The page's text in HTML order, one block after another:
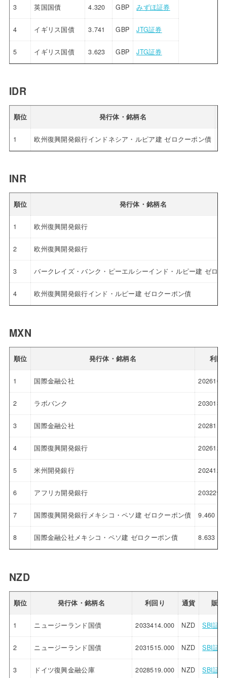
3 英国国債 4.320 GBP みずほ証券
4 イギリス国債 3.741 GBP JTG証券
5 イギリス国債 3.623 GBP JTG証券
IDR
順位 発行体・銘柄名
1 欧州復興開発銀行インドネシア・ルピア建 ゼロクーポン債
INR
順位 発行体・銘柄名
1 欧州復興開発銀行
2 欧州復興開発銀行
3 バークレイズ・バンク・ピーエルシーインド・ルピー建 ゼロク
4 欧州復興開発銀行インド・ルピー建 ゼロクーポン債
MXN
順位 発行体・銘柄名 利回
1 国際金融公社
2 ラボバンク
3 国際金融公社
4 国際復興開発銀行
5 米州開発銀行
6 アフリカ開発銀行
7 国際復興開発銀行メキシコ・ペソ建 ゼロクーポン債 9.460
8 国際金融公社メキシコ・ペソ建 ゼロクーポン債 8.633
NZD
順位 発行体・銘柄名 利回り 通貨 販売
1 ニュージーランド国債 2033414.000 NZD SBI証券
2 ニュージーランド国債 2031515.000 NZD SBI証券
3 ドイツ復興金融公庫 2028519.000 NZD SBI証券